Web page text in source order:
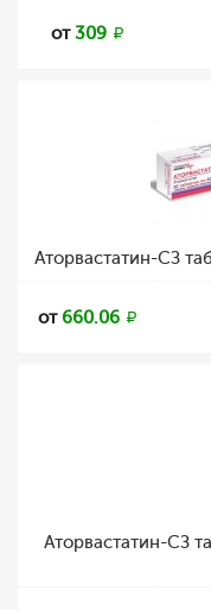
от309
Аторвастатин-СЗ
от660.06
Аторвастатин-СЗ